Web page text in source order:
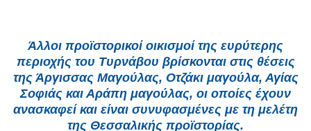
Άλλοι προϊστορικοί οικισμοί της ευρύτερης
περιοχής του Τυρνάβου βρίσκονται στις θέσεις
της Άργισσας Μαγούλας, Οτζάκι μαγούλα, Αγίας
Σοφιάς και Αράπη μαγούλας, οι οποίες έχουν
ανασκαφεί και είναι συνυφασμένες με τη μελέτη
της Θεσσαλικής προϊστορίας.